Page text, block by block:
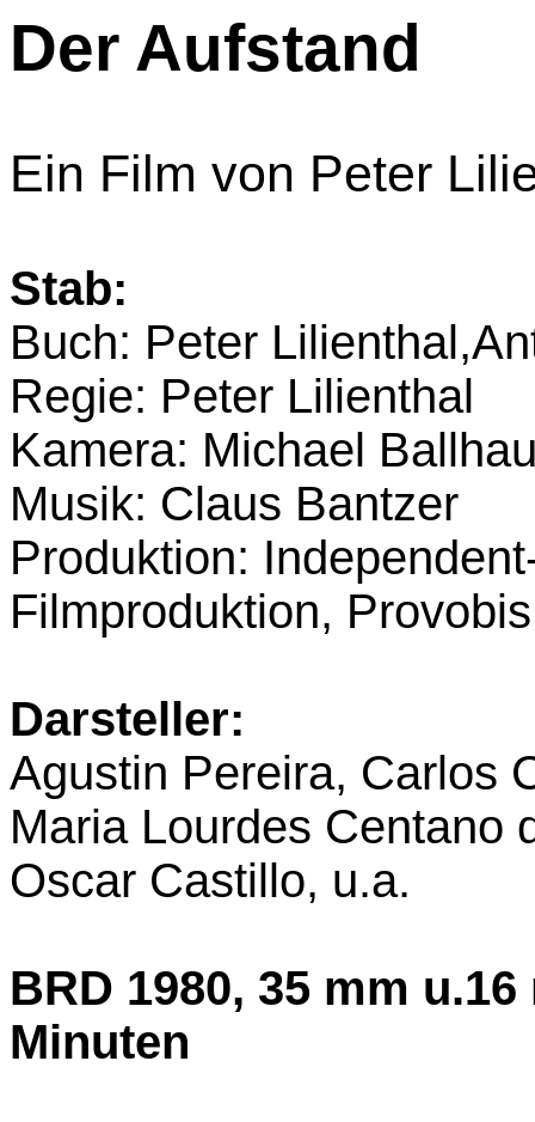
Der Aufstand
Ein Film von Peter
Stab:
Buch: Peter
Regie: Peter Lilienthal
Kamera: Michael
Musik: Claus Bantzer
Produktion:
Filmproduktion,
Darsteller:
Agustin Pereira, Carlos
Maria Lourdes Centano
Oscar Castillo, u.a.
BRD 1980, 35 mm
Minuten